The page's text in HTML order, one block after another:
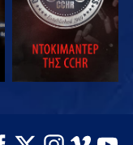
ΕΞΕΡΕΥΝΗΣΤΕ ΤΗ